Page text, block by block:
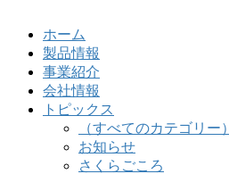
ホーム
製品情報
事業紹介
会社情報
トピックス
（すべてのカテゴリー）
お知らせ
さくらごころ